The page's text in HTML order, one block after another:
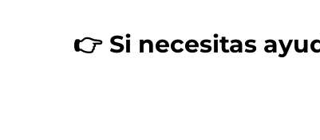
👉 Si necesitas